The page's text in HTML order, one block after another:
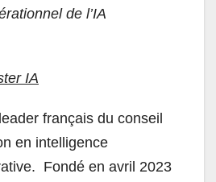
de l’IA
IA
français du conseil
en intelligence
Fondé en avril 2023